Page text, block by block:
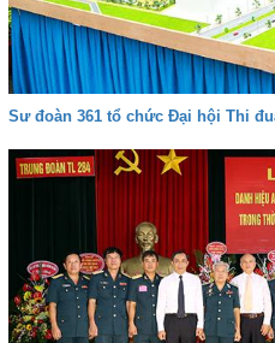
Sư đoàn 361 tổ chức Đại hội Thi